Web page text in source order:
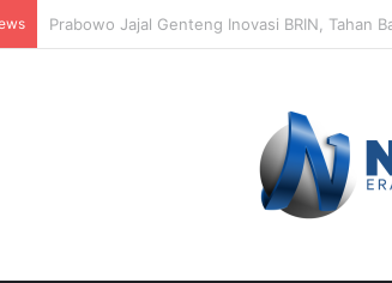
Pemprov NTB Segera Terapkan Manajemen